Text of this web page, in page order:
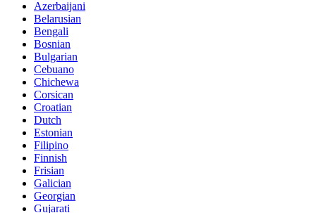
Azerbaijani
Belarusian
Bengali
Bosnian
Bulgarian
Cebuano
Chichewa
Corsican
Croatian
Dutch
Estonian
Filipino
Finnish
Frisian
Galician
Georgian
Gujarati